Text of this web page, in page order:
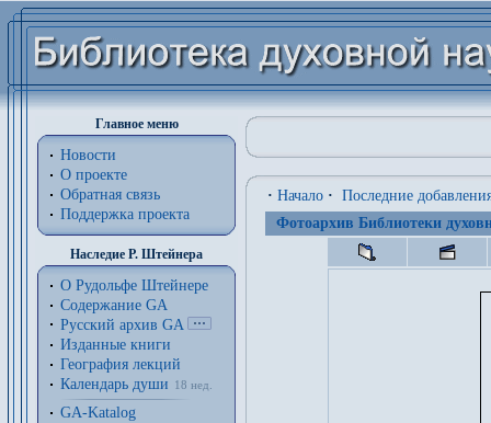
Главное меню
Новости
О проекте
Обратная связь
Поддержка проекта
Наследие Р. Штейнера
О Рудольфе Штейнере
Содержание GA
Русский архив GA
Изданные книги
География лекций
Календарь души
18 нед.
GA-Katalog
· Начало · Последние
Фотоархив Библиотеки